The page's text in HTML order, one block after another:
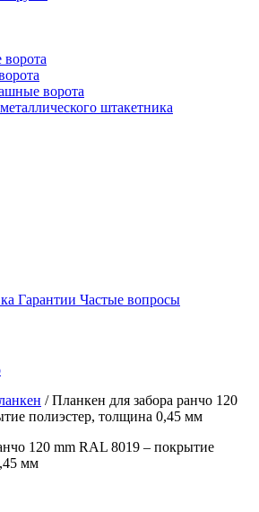
ворота
штакетника
Гарантии Частые вопросы
/Планкен для забора ранчо 120
полиэстер, толщина 0,45 мм
120 mm RAL 8019 – покрытие
мм